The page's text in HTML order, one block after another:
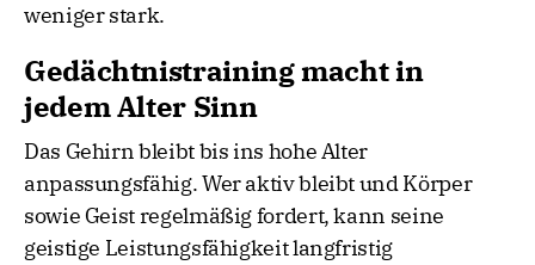
weniger stark.
Gedächtnistraining macht in
jedem Alter Sinn
Das Gehirn bleibt bis ins hohe Alter
anpassungsfähig. Wer aktiv bleibt und Körper
sowie Geist regelmäßig fordert, kann seine
geistige Leistungsfähigkeit langfristig